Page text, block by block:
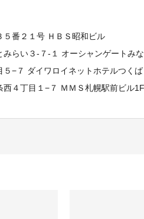
番２１号 ＨＢＳ昭和ビル
らい３-７-１ オーシャンゲートみ
−７ ダイワロイネットホテルつく
４丁目１−７ ＭＭＳ札幌駅前ビル1F